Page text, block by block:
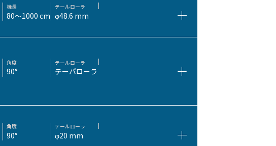
機長
80～1000 cm
テールローラ
φ48.6 mm
角度
90°
テールローラ
テーパローラ
角度
90°
テールローラ
φ20 mm